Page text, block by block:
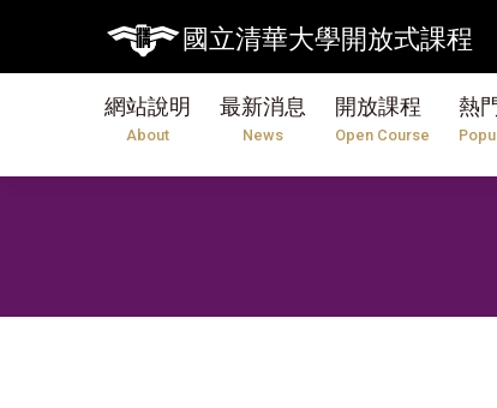
國立清華大學開放式課程
網站說明
About
最新消息
News
開放課程
Open Course
熱